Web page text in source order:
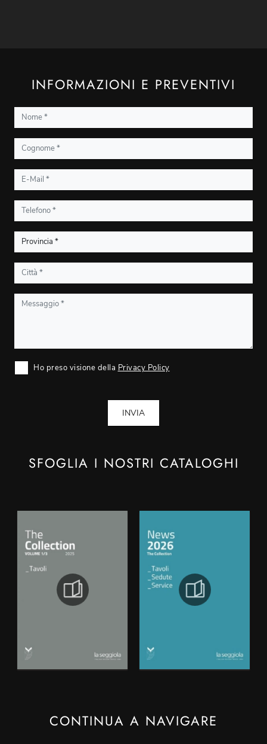
SFOGLIA I NOSTRI CATALOGHI
CONTINUA A NAVIGARE
INFORMAZIONI E PREVENTIVI
Ho preso visione della Privacy Policy
INVIA